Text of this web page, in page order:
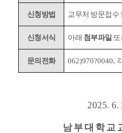
신청방법 교무처 방문접수
신청서식 아래 첨부파일
문의전화 062)970?0040,
2025. 6.
남 부 대 학 교